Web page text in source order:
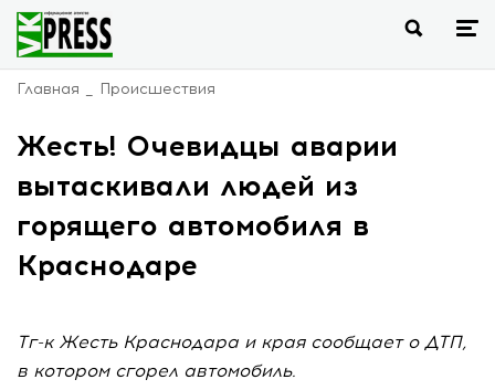
Главная Происшествия
Жесть! Очевидцы аварии
вытаскивали людей из
горящего автомобиля в
Краснодаре
Тг-к Жесть Краснодара и края сообщает о ДТП,
в котором сгорел автомобиль.